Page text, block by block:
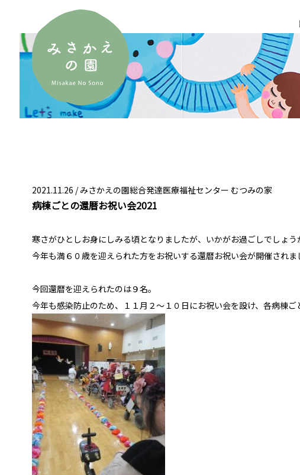
2021.11.26 /みさかえの園総合発達医療福祉センター むつみの家
病棟ごとの還暦お祝い会2021
寒さがひとしお身にしみる頃となりましたが、いかがお過ごしでしょう
今年も満６０歳を迎えられた方をお祝いする還暦お祝い会が開催されま
今回還暦を迎えられたのは９名。
今年も感染防止のため、１１月２～１０日にお祝い会を設け、各病棟